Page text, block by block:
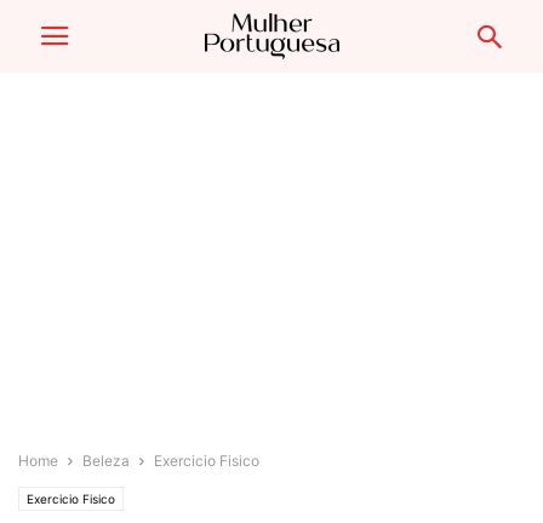
Home Beleza Exercicio Fisico
Exercicio Fisico